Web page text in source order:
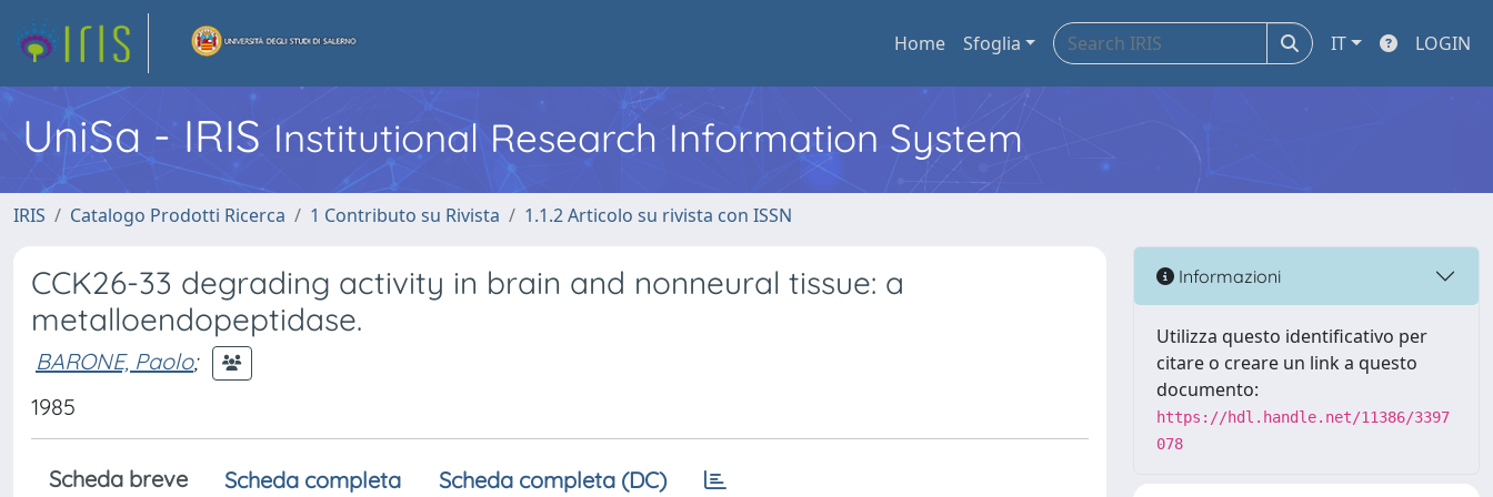
Home Sfoglia IT LOGIN
UniSa - IRIS Institutional Research Information System
IRIS Catalogo Prodotti Ricerca 1 Contributo su Rivista 1.1.2 Articolo su rivista con ISSN
CCK26-33 degrading activity in brain and nonneural tissue: a
metalloendopeptidase.
BARONE, Paolo;
1985
Scheda breve Scheda completa Scheda completa (DC)
Informazioni
Utilizza questo identificativo per
citare o creare un link a questo
documento:
https://hdl.handle.net/11386/3397
078